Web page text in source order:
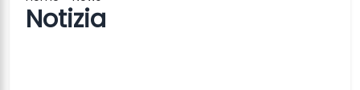
Notizia